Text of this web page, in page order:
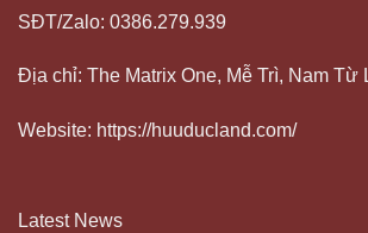
SĐT/Zalo: 0386.279.939
Địa chỉ: The Matrix One, Mễ Trì, Nam Từ
Website: https://huuducland.com/
Latest News